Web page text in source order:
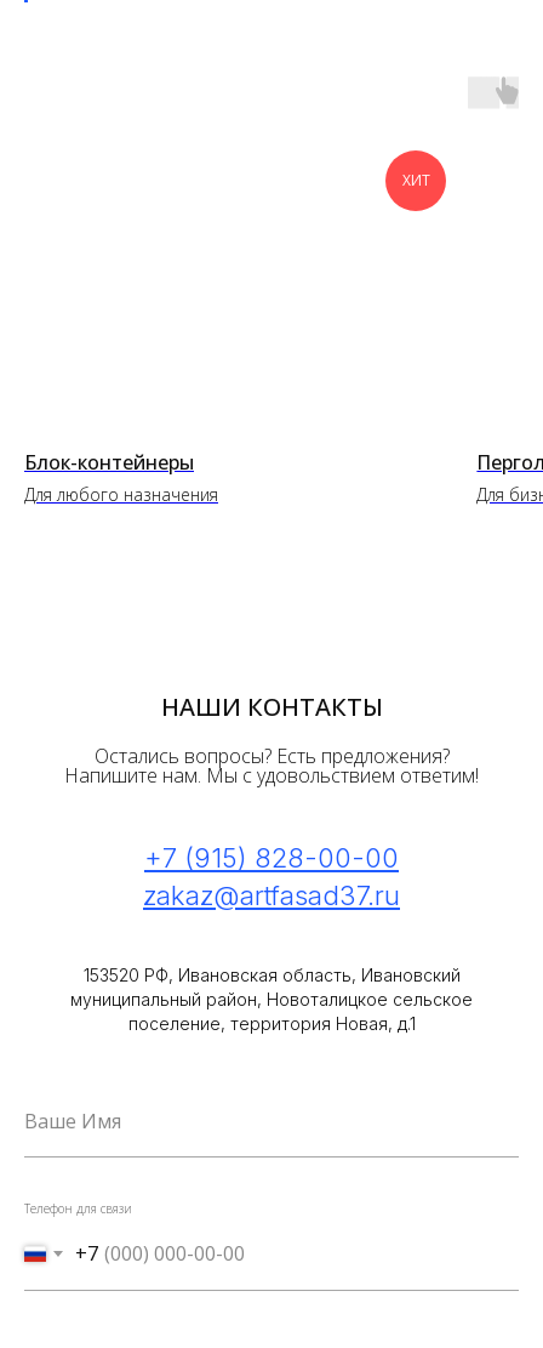
ХИТ
Блок-контейнеры
Для любого назначения Для
НАШИ КОНТАКТЫ
Остались вопросы? Есть предложения?
Напишите нам. Мы с удовольствием ответим!
+7 (915) 828-00-00
zakaz@artfasad37.ru
153520 РФ, Ивановская область, Ивановский
муниципальный район, Новоталицкое сельское
поселение, территория Новая, д.1
Ваше Имя
Телефон для связи
+7